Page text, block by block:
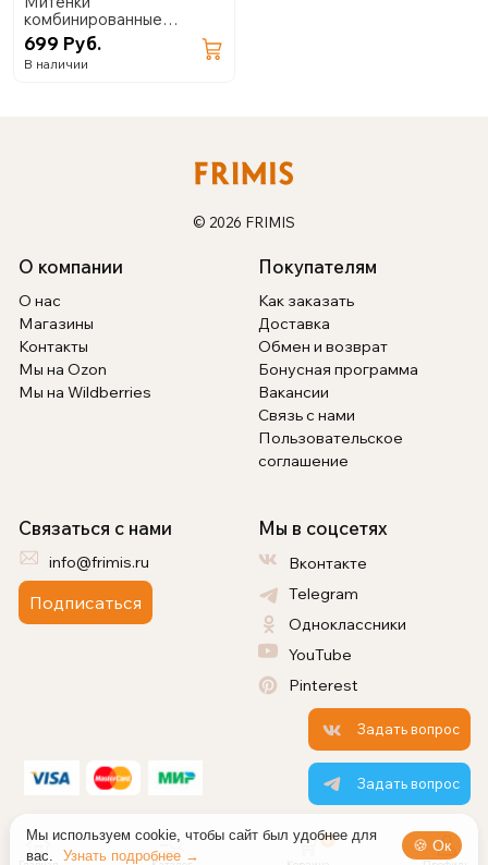
0
комбинированные
(экокожа+замша) 02.24
699 Руб.
В наличии
© 2026 FRIMIS
О компании
О нас
Магазины
Контакты
Мы на Ozon
Мы на Wildberries
Покупателям
Как заказать
Доставка
Обмен и возврат
Бонусная программа
Вакансии
Связь с нами
Пользовательское
соглашение
Связаться с нами
info@frimis.ru
Подписаться
Мы в соцсетях
Вконтакте
Telegram
Одноклассники
YouTube
Pinterest
Задать вопрос
Задать вопрос
Мы используем cookie, чтобы сайт был удобнее для
вас.
Узнать подробнее →
🍪 Ок